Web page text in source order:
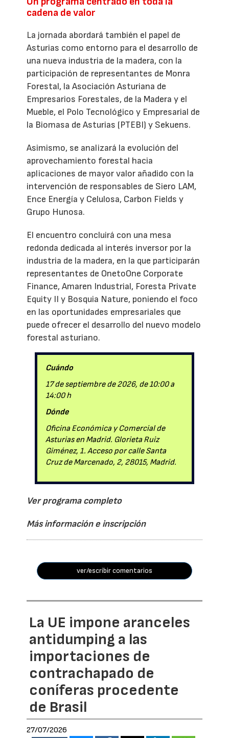
cadena de valor
La jornada abordará también el papel de
Asturias como entorno para el desarrollo de
una nueva industria de la madera, con la
participación de representantes de Monra
Forestal, la Asociación Asturiana de
Empresarios Forestales, de la Madera y el
Mueble, el Polo Tecnológico y Empresarial de
la Biomasa de Asturias (PTEBI) y Sekuens.
Asimismo, se analizará la evolución del
aprovechamiento forestal hacia
aplicaciones de mayor valor añadido con la
intervención de responsables de Siero LAM,
Ence Energía y Celulosa, Carbon Fields y
Grupo Hunosa.
El encuentro concluirá con una mesa
redonda dedicada al interés inversor por la
industria de la madera, en la que participarán
representantes de OnetoOne Corporate
Finance, Amaren Industrial, Foresta Private
Equity II y Bosquia Nature, poniendo el foco
en las oportunidades empresariales que
puede ofrecer el desarrollo del nuevo modelo
forestal asturiano.
Cuándo
17 de septiembre de 2026, de 10:00 a
14:00 h
Dónde
Oficina Económica y Comercial de
Asturias en Madrid. Glorieta Ruiz
Giménez, 1. Acceso por calle Santa
Cruz de Marcenado, 2, 28015, Madrid.
Ver programa completo
Más información e inscripción
ver/escribir comentarios
La UE impone aranceles
antidumping a las
importaciones de
contrachapado de
coníferas procedente
de Brasil
27/07/2026